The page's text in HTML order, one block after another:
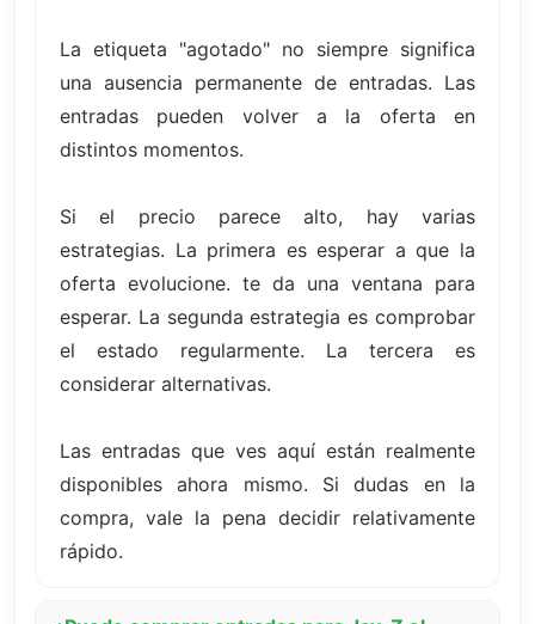
La etiqueta "agotado" no siempre significa
una ausencia permanente de entradas. Las
entradas pueden volver a la oferta en
distintos momentos.
Si el precio parece alto, hay varias
estrategias. La primera es esperar a que la
oferta evolucione. te da una ventana para
esperar. La segunda estrategia es comprobar
el estado regularmente. La tercera es
considerar alternativas.
Las entradas que ves aquí están realmente
disponibles ahora mismo. Si dudas en la
compra, vale la pena decidir relativamente
rápido.